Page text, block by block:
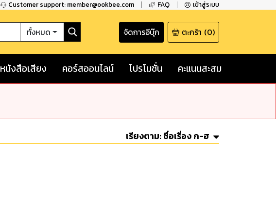
Customer support: member@ookbee.com FAQ เข้าสู่ระบบ
ทั้งหมด จัดการอีบุ๊ก ตะกร้า (0)
หนังสือเสียง คอร์สออนไลน์ โปรโมชั่น คะแนนสะสม
เรียงตาม:ชื่อเรื่อง ก-ฮ